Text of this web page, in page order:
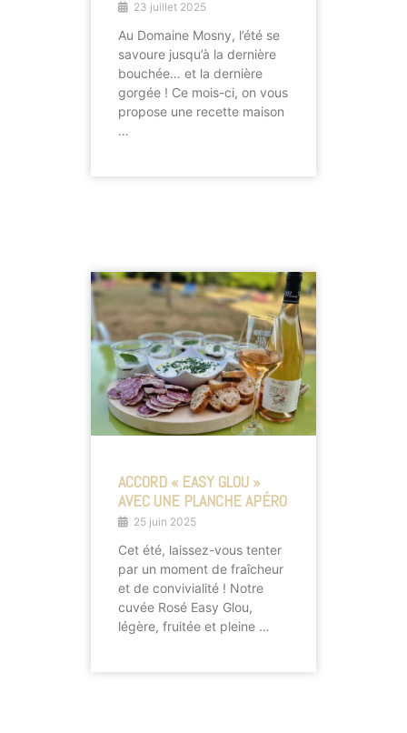
23 juillet 2025
Au Domaine Mosny, l’été se
savoure jusqu’à la dernière
bouchée… et la dernière
gorgée ! Ce mois-ci, on vous
propose une recette maison
…
ACCORD « EASY GLOU »
AVEC UNE PLANCHE APÉRO
25 juin 2025
Cet été, laissez-vous tenter
par un moment de fraîcheur
et de convivialité ! Notre
cuvée Rosé Easy Glou,
légère, fruitée et pleine …